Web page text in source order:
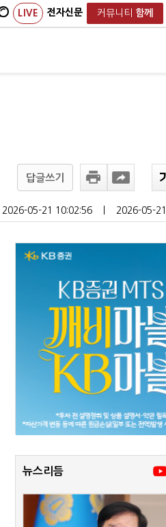
LIVE 전자신문 커뮤니티 함께
답글쓰기
2026-05-21 10:02:56 2026-05-
뉴스리듬